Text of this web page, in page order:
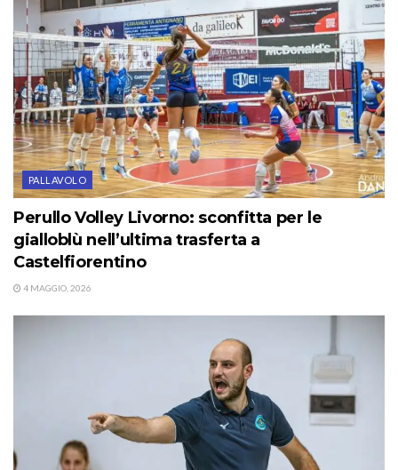
PALLAVOLO
Perullo Volley Livorno: sconfitta per le
gialloblù nell’ultima trasferta a
Castelfiorentino
4 MAGGIO, 2026